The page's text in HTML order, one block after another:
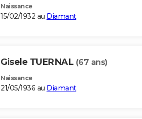
Naissance
15/02/1932 au Diamant
Gisele TUERNAL (67 ans)
Naissance
21/05/1936 au Diamant